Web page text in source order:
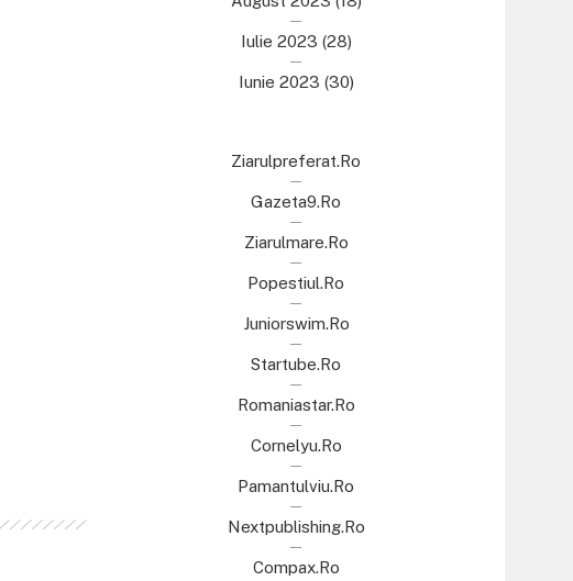
Iulie 2023 (28)
Iunie 2023 (30)
Ziarulpreferat.ro
Gazeta9.ro
Ziarulmare.ro
Popestiul.ro
Juniorswim.ro
Startube.ro
Romaniastar.ro
Cornelyu.ro
Pamantulviu.ro
Nextpublishing.ro
Compax.ro